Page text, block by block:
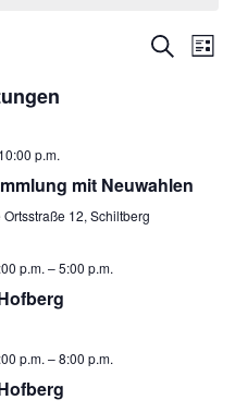
und
SucheListe
10:00 p.m.
mit Neuwahlen
Ortsstraße 12, Schiltberg
p.m. –5:00 p.m.
p.m. –8:00 p.m.